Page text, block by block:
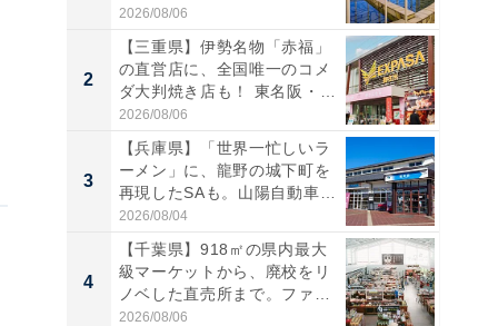
帰...
2026/08/06
2
【三重県】伊勢名物「赤福」
の直営店に、全国唯一のコメ
ダ大判焼き店も！ 東名阪・
伊...
2026/08/06
3
【兵庫県】「世界一忙しいラ
ーメン」に、龍野の城下町を
再現したSAも。山陽自動車
道...
2026/08/04
4
【千葉県】918㎡の県内最大
級マーケットから、廃校をリ
ノベした直売所まで。ファ
ー...
2026/08/06